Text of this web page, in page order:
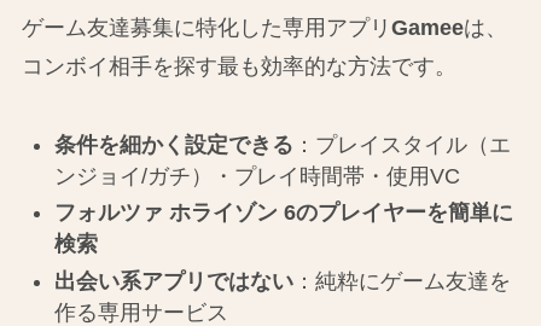
ゲーム友達募集に特化した専用アプリ Gameeは、
コンボイ相手を探す最も効率的な方法です。
条件を細かく設定できる ：プレイスタイル（エ
ンジョイ/ガチ）・プレイ時間帯・使用VC
フォルツァ ホライゾン 6のプレイヤーを簡単に
検索
出会い系アプリではない：純粋にゲーム友達を
作る専用サービス